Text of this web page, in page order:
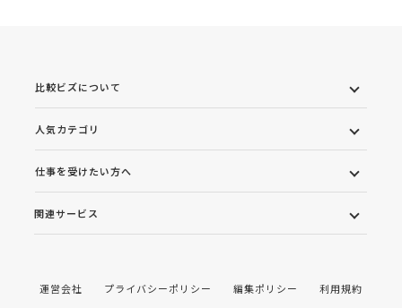
比較ビズについて
人気カテゴリ
仕事を受けたい方へ
関連サービス
運営会社 プライバシーポリシー 編集ポリシー 利用規約